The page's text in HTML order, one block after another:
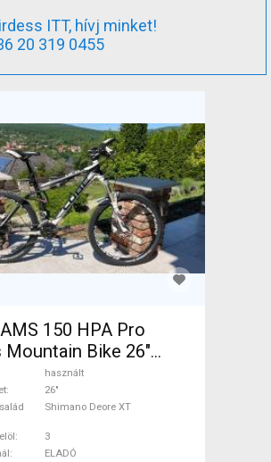
ITT, hívj minket!
20 319 0455
150 HPA Pro
Mountain Bike 26"
/ fully Shimano
használt ELADÓ
használt
26"
Shimano Deore XT
3
ELADÓ